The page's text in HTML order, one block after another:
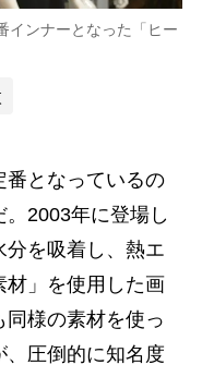
インナーとなった「ヒー
となっているの
2003年に登場し
分を吸着し、熱エ
材」を使用した画
様の素材を使っ
、圧倒的に知名度